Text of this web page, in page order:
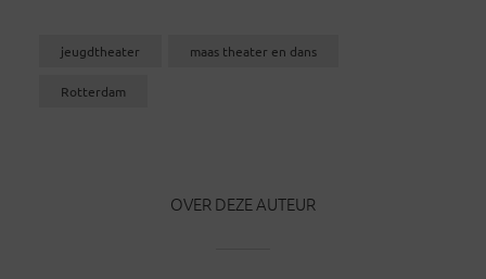
jeugdtheater maas theater en dans
Rotterdam
OVER DEZE AUTEUR